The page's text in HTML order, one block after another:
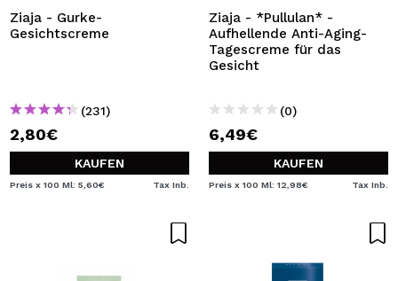
Ziaja - Gurke-
Gesichtscreme
(231)
2,80€
KAUFEN
Preis x 100 Ml: 5,60€ Tax Inb.
Ziaja - *Pullulan* -
Aufhellende Anti-Aging-
Tagescreme für das
Gesicht
(0)
6,49€
KAUFEN
Preis x 100 Ml: 12,98€ Tax Inb.